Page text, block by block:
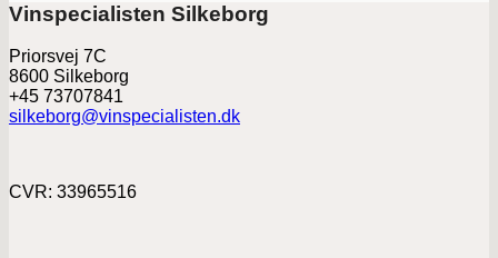
Vinspecialisten Silkeborg
Priorsvej 7C
8600 Silkeborg
+45 73707841
silkeborg@vinspecialisten.dk
CVR: 33965516